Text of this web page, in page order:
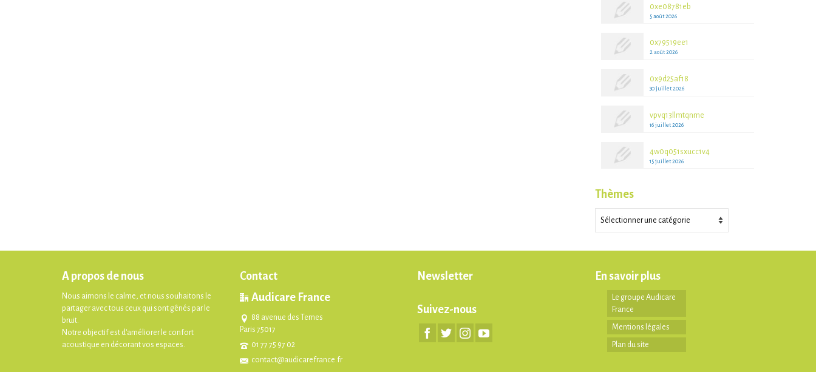
0xe08781eb
5 août 2026
0x79519ee1
2 août 2026
0x9d25af18
30 juillet 2026
vpvq13llmtqnme
16 juillet 2026
4w0q051sxucc1v4
15 juillet 2026
Thèmes
Thèmes
A propos de nous
Nous aimons le calme, et nous souhaitons le
partager avec tous ceux qui sont gênés par le
bruit.
Notre objectif est d'améliorer le confort
acoustique en décorant vos espaces.
Contact
Audicare France
88 avenue des Ternes
Paris 75017
01 77 75 97 02
contact@audicarefrance.fr
Newsletter
Suivez-nous
En savoir plus
Le groupe Audicare
France
Mentions légales
Plan du site